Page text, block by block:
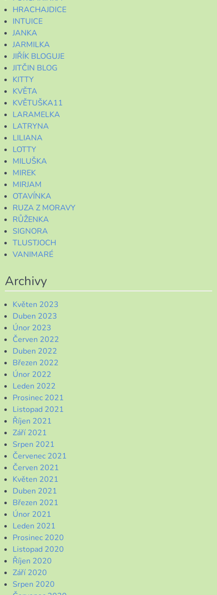
HRACHAJDICE
INTUICE
JANKA
JARMILKA
JIŘÍK BLOGUJE
JITČIN BLOG
KITTY
KVĚTA
KVĚTUŠKA11
LARAMELKA
LATRYNA
LILIANA
LOTTY
MILUŠKA
MIREK
MIRJAM
OTAVÍNKA
RUZA Z MORAVY
RŮŽENKA
SIGNORA
TLUSTJOCH
VANIMARÉ
Archivy
Květen 2023
Duben 2023
Únor 2023
Červen 2022
Duben 2022
Březen 2022
Únor 2022
Leden 2022
Prosinec 2021
Listopad 2021
Říjen 2021
Září 2021
Srpen 2021
Červenec 2021
Červen 2021
Květen 2021
Duben 2021
Březen 2021
Únor 2021
Leden 2021
Prosinec 2020
Listopad 2020
Říjen 2020
Září 2020
Srpen 2020